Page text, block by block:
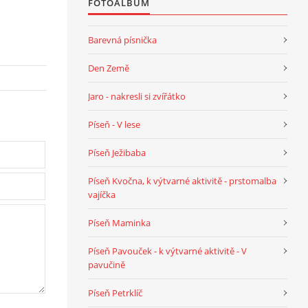
Barevná písnička
Den Země
Jaro - nakresli si zvířátko
Píseň - V lese
Píseň Ježibaba
Píseň Kvočna, k výtvarné aktivitě - prstomalba
vajíčka
Píseň Maminka
Píseň Pavouček - k výtvarné aktivitě - V
pavučině
Píseň Petrklíč